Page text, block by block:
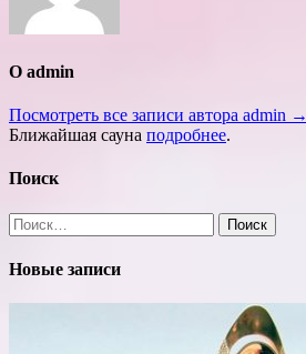
О admin
Посмотреть все записи автора admin →
Ближайшая сауна подробнее.
Поиск
Найти:
Новые записи